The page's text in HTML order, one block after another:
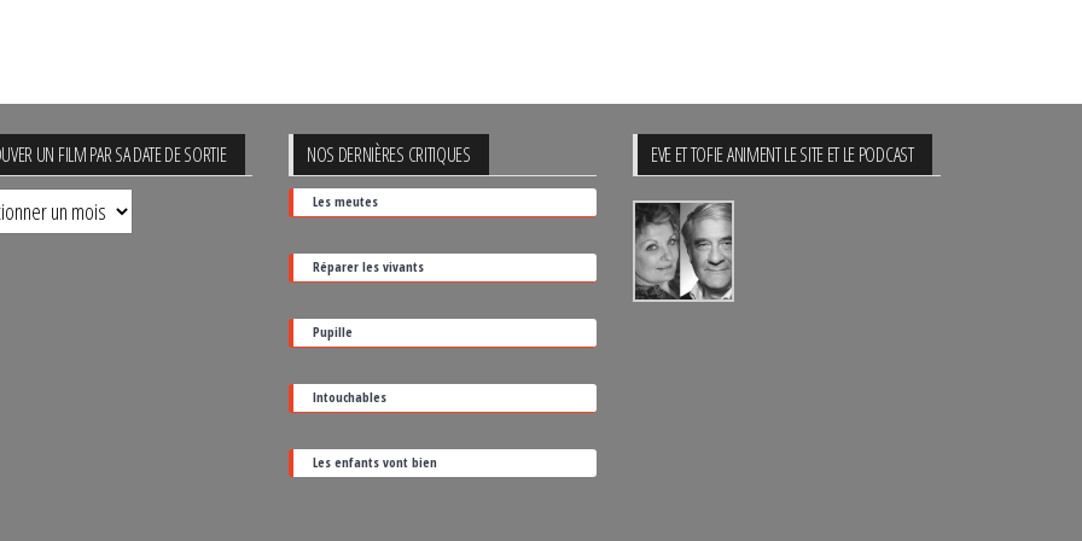
UN FILM PAR SA DATE DE SORTIE NOS DERNIÈRES CRITIQUES
Les meutes
Réparer les vivants
Pupille
Intouchables
Les enfants vont bien
EVE ET TOFIE ANIMENT LE SITE ET LE PODCAST